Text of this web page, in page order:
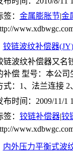
签： 金属膨胀节|金
铰链波纹补偿器(JY)
链波纹补偿器又名
补偿 型号：本公司
式：1、法兰连接 2
布时间：2009/11/1
签： 铰链补偿器|铰
内外压力平衡式波